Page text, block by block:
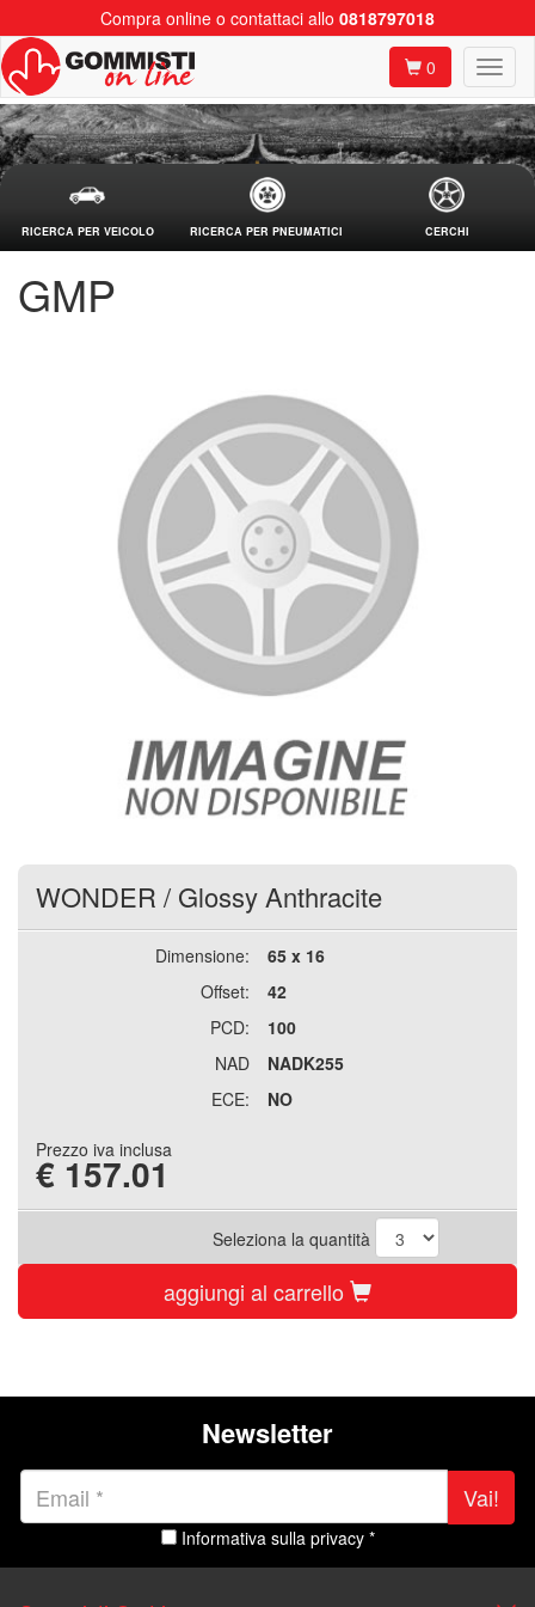
Compra online o contattaci allo 0818797018
0
RICERCA PER VEICOLO RICERCA PER PNEUMATICI CERCHI
GMP
WONDER / Glossy Anthracite
Dimensione:
65 x 16
Offset:
42
PCD:
100
NAD
NADK255
ECE:
NO
Prezzo iva inclusa
€ 157.01
Seleziona la quantità
aggiungi al carrello
Newsletter
Vai!
Informativa sulla privacy *